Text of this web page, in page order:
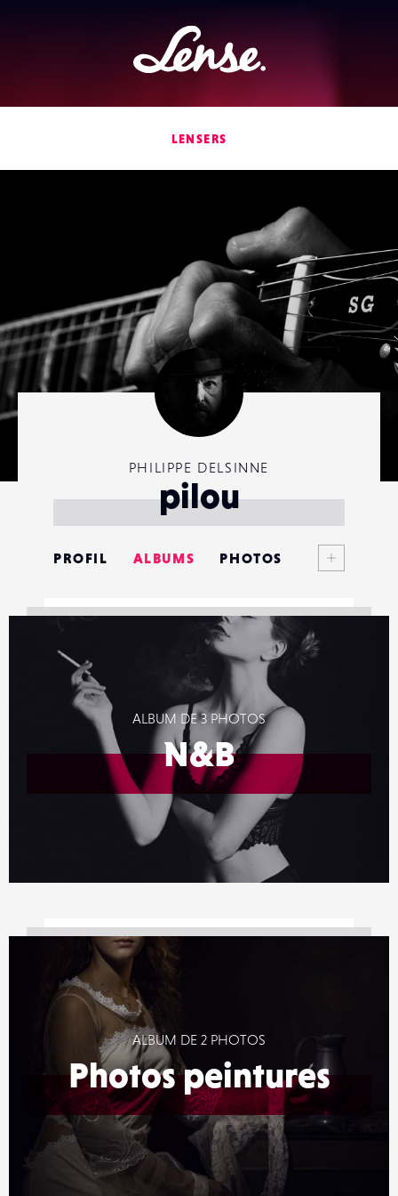
Lense
LENSERS
PHILIPPE DELSINNE
pilou
PROFIL ALBUMS PHOTOS
MATÉRIELS
CONTACTS
ÉVÉNEMENTS
FAVORIS
ALBUM DE 3 PHOTOS
N&B
ALBUM DE 2 PHOTOS
Photos peintures